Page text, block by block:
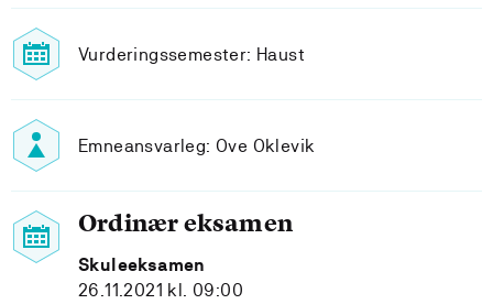
Vurderingssemester: Haust
Emneansvarleg: Ove Oklevik
Ordinær eksamen
Skuleeksamen
26.11.2021 kl. 09:00